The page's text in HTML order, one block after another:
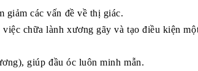
giảm các vấn đề về thị giác.
chữa lành xương gãy và tạo điều kiện
giúp đầu óc luôn minh mẫn.